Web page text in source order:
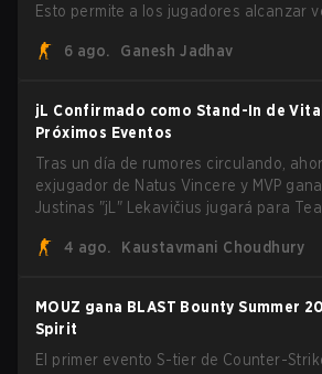
Esto permite a los jugadores alcanzar
6 ago.
Ganesh Jadhav
jL Confirmado como Stand-In de
Próximos Eventos
Tras un día de rumores circulando,
exjugador de Natus Vincere y MVP
Justinas "jL" Lekavičius jugará para
lituano dio la noticia él mismo en
burlándose del head coach de Vitality
Quoniam en el proceso.
4 ago. Kaustavmani Choudhury
MOUZ gana BLAST Bounty Summer
Spirit
El primer evento S-tier de Counter-